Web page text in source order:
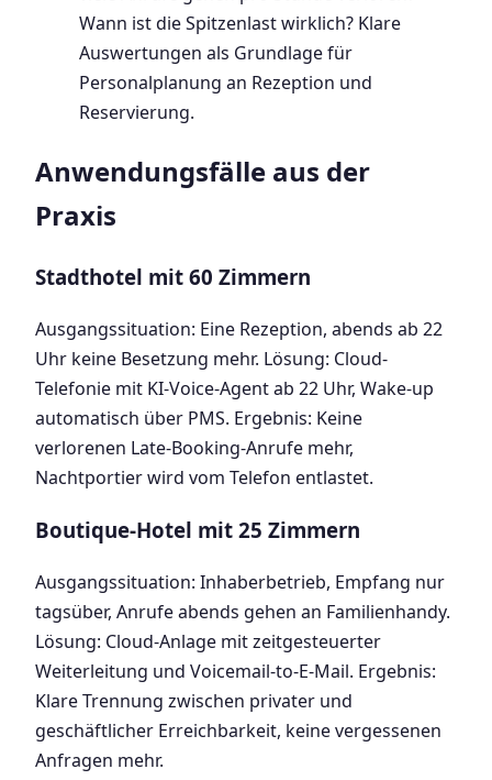
Wann ist die Spitzenlast wirklich? Klare
Auswertungen als Grundlage für
Personalplanung an Rezeption und
Reservierung.
Anwendungsfälle aus der
Praxis
Stadthotel mit 60 Zimmern
Ausgangssituation: Eine Rezeption, abends ab 22
Uhr keine Besetzung mehr. Lösung: Cloud-
Telefonie mit KI-Voice-Agent ab 22 Uhr, Wake-up
automatisch über PMS. Ergebnis: Keine
verlorenen Late-Booking-Anrufe mehr,
Nachtportier wird vom Telefon entlastet.
Boutique-Hotel mit 25 Zimmern
Ausgangssituation: Inhaberbetrieb, Empfang nur
tagsüber, Anrufe abends gehen an Familienhandy.
Lösung: Cloud-Anlage mit zeitgesteuerter
Weiterleitung und Voicemail-to-E-Mail. Ergebnis:
Klare Trennung zwischen privater und
geschäftlicher Erreichbarkeit, keine vergessenen
Anfragen mehr.